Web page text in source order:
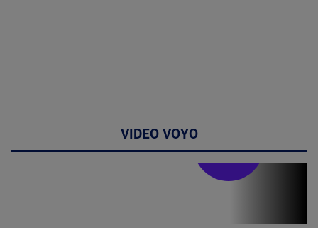
VIDEO VOYO